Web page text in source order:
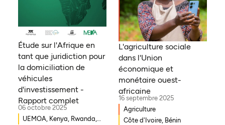
Étude sur l'Afrique en
tant que juridiction pour
la domiciliation de
véhicules
d'investissement -
Rapport complet
06 octobre 2025
UEMOA, Kenya, Rwanda,
L'agriculture sociale
dans l'Union
économique et
monétaire ouest-
africaine
16 septembre 2025
Agriculture
Côte d'Ivoire, Bénin